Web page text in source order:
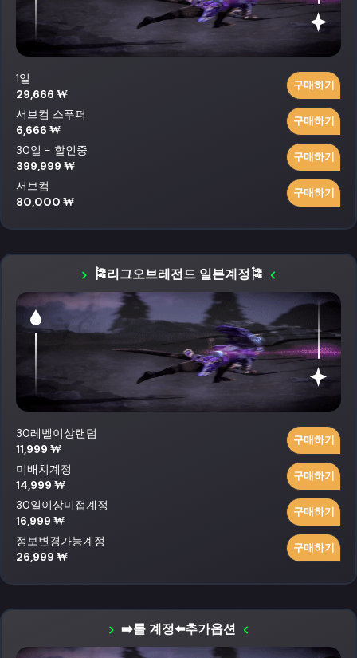
1일
29,666 ₩
구매하기
서브컴 스푸퍼
6,666 ₩
구매하기
30일 - 할인중
399,999 ₩
구매하기
서브컴
80,000 ₩
구매하기
🎏리그오브레전드 일본계정🎏
30레벨이상랜덤
11,999 ₩
구매하기
미배치계정
14,999 ₩
구매하기
30일이상미접계정
16,999 ₩
구매하기
정보변경가능계정
26,999 ₩
구매하기
➡️롤 계정⬅️추가옵션